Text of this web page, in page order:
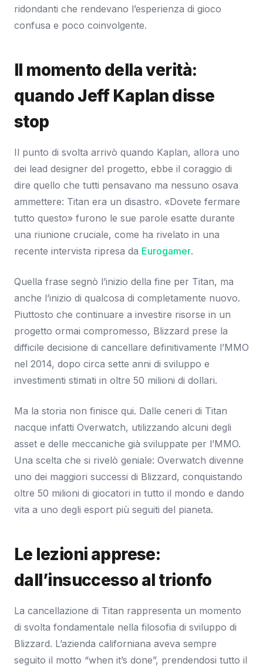
ridondanti che rendevano l’esperienza di gioco
confusa e poco coinvolgente.
Il momento della verità:
quando Jeff Kaplan disse
stop
Il punto di svolta arrivò quando Kaplan, allora uno
dei lead designer del progetto, ebbe il coraggio di
dire quello che tutti pensavano ma nessuno osava
ammettere: Titan era un disastro. «Dovete fermare
tutto questo» furono le sue parole esatte durante
una riunione cruciale, come ha rivelato in una
recente intervista ripresa da Eurogamer.
Quella frase segnò l’inizio della fine per Titan, ma
anche l’inizio di qualcosa di completamente nuovo.
Piuttosto che continuare a investire risorse in un
progetto ormai compromesso, Blizzard prese la
difficile decisione di cancellare definitivamente l’MMO
nel 2014, dopo circa sette anni di sviluppo e
investimenti stimati in oltre 50 milioni di dollari.
Ma la storia non finisce qui. Dalle ceneri di Titan
nacque infatti Overwatch, utilizzando alcuni degli
asset e delle meccaniche già sviluppate per l’MMO.
Una scelta che si rivelò geniale: Overwatch divenne
uno dei maggiori successi di Blizzard, conquistando
oltre 50 milioni di giocatori in tutto il mondo e dando
vita a uno degli esport più seguiti del pianeta.
Le lezioni apprese:
dall’insuccesso al trionfo
La cancellazione di Titan rappresenta un momento
di svolta fondamentale nella filosofia di sviluppo di
Blizzard. L’azienda californiana aveva sempre
seguito il motto “when it’s done”, prendendosi tutto il